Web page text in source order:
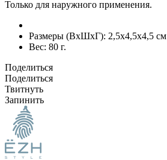
Только для наружного применения.
Размеры (ВxШxГ): 2,5x4,5x4,5 см
Вес: 80 г.
Поделиться
Поделиться
Твитнуть
Запинить